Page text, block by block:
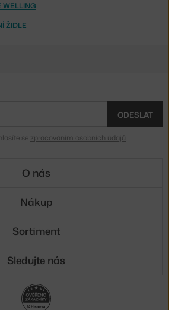
WELLING
ŽIDLE
ODESLAT
se zpracováním osobních údajů
O nás
Nákup
Sortiment
Sledujte nás